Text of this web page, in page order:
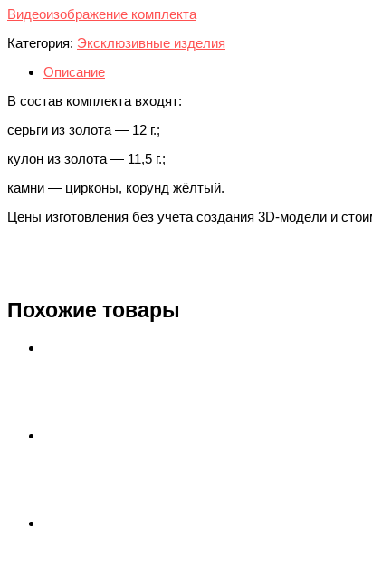
Видеоизображение комплекта
Категория: Эксклюзивные изделия
Описание
В состав комплекта входят:
серьги из золота — 12 г.;
кулон из золота — 11,5 г.;
камни — цирконы, корунд жёлтый.
Цены изготовления без учета создания 3D-модели и
Похожие товары